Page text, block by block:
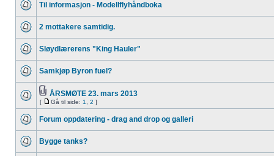
Til informasjon - Modellflyhåndboka
2 mottakere samtidig.
Sløydlærerens "King Hauler"
Samkjøp Byron fuel?
ÅRSMØTE 23. mars 2013
[ Gå til side: 1 2 ]
Forum oppdatering - drag and drop og galleri
Bygge tanks?